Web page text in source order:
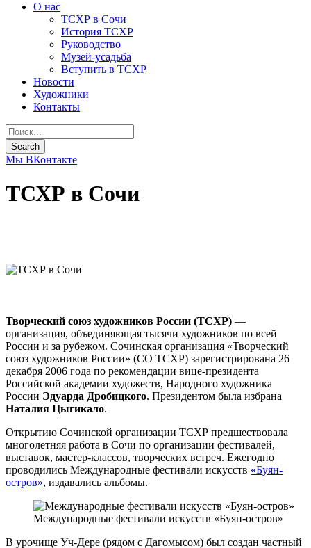
О нас
ТСХР в Сочи
История ТСХР
Руководство
Музей-усадьба
Вступить в ТСХР
Новости
Художники
Контакты
Мы ВКонтакте
ТСХР в Сочи
Творческий союз художников России (ТСХР) —
организация, объединяющая тысячи художников по всей
России и за рубежом. Сочинская организация «Творческий
союз художников России» (СО ТСХР) зарегистрирована 26
декабря 2006 года по рекомендации вице-президента
Российской академии художеств, Народного художника
России Эдуарда Дробицкого. Президентом была избрана
Наталия Цыгикало.
Открытию Сочинской организации ТСХР предшествовала
многолетняя работа в Сочи по организации фестивалей,
выставок, мастер-классов, творческих встреч. Ежегодно
проводились Международные фестивали искусств «Буян-
остров», издавались альбомы.
Международные фестивали искусств «Буян-остров»
В урочище Уч-Дере (рядом с Дагомысом) был создан частный